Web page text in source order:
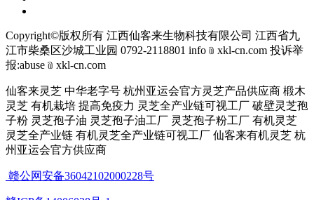
Copyright©版权所有 江西仙客来生物科技有限公司 江西省九
江市柴桑区沙城工业园 0792-2118801 info﹫xkl-cn.com 投诉举
报:abuse﹫xkl-cn.com
仙客来灵芝 中华老字号 杭州亚运会官方灵芝产品供应商 椴木
灵芝 有机栽培 提高免疫力 灵芝全产业链可视工厂 破壁灵芝孢
子粉 灵芝孢子油 灵芝孢子油工厂 灵芝孢子粉工厂 有机灵芝
灵芝全产业链 有机灵芝全产业链可视工厂 仙客来有机灵芝 杭
州亚运会官方供应商
赣公网安备36042102000228号